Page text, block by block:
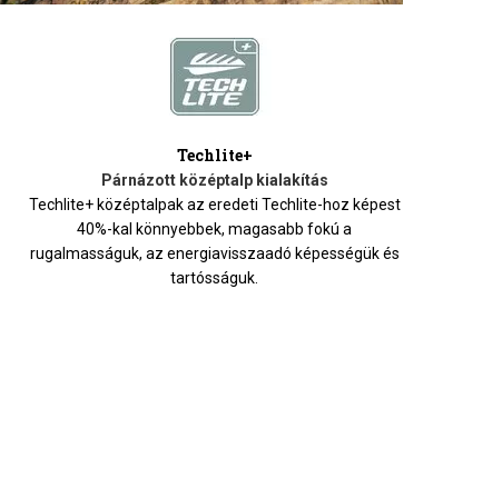
Techlite+
Párnázott középtalp kialakítás
Techlite+ középtalpak az eredeti Techlite-hoz képest
40%-kal könnyebbek, magasabb fokú a
rugalmasságuk, az energiavisszaadó képességük és
tartósságuk.